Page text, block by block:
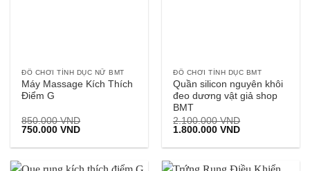
ĐỒ CHƠI TÌNH DỤC NỮ BMT
Máy Massage Kích Thích
Điểm G
850.000VND
Giá
là:
750.000VNDGiá
tại
750.000 VND.
ĐỒ CHƠI TÌNH DỤC BMT
Quần silicon nguyên khôi
đeo dương vật giả shop
BMT
2.100.000VND
Giá
là:
1.800.000VNDGiá
tại
1.800.000 VND.